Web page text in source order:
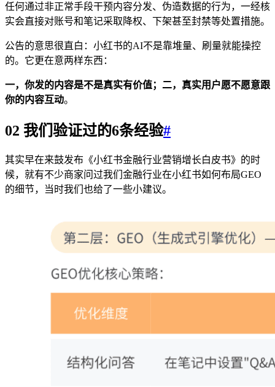
任何通过非正常手段干预内容分发、伪造数据的行为，一经核
实会直接对账号和笔记采取降权、下架甚至封禁等处置措施。
公告的意思很直白：小红书的AI不是靠堆量、刷量就能操控
的。它更在意两样东西：
一，你发的内容是不是真实有价值；二，真实用户愿不愿意跟
你的内容互动。
02 我们验证过的6条经验#
其实早在来鼓发布《小红书金融行业营销增长白皮书》的时
候，就有不少商家问过我们金融行业在小红书如何布局GEO
的细节，当时我们也给了一些小建议。